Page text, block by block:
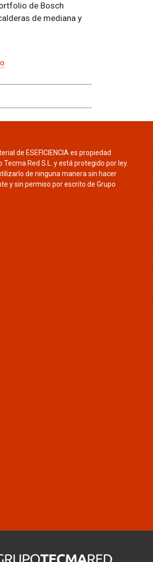
de Bosch
de mediana y
de ESEFICIENCIA es propiedad
Tecma Red S.L. y está protegido por ley.
de ninguna manera sin hacer
y sin permiso por escrito de Grupo